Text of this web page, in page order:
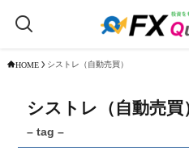
HOME シストレ（自動売買）
シストレ（自動売買
– tag –